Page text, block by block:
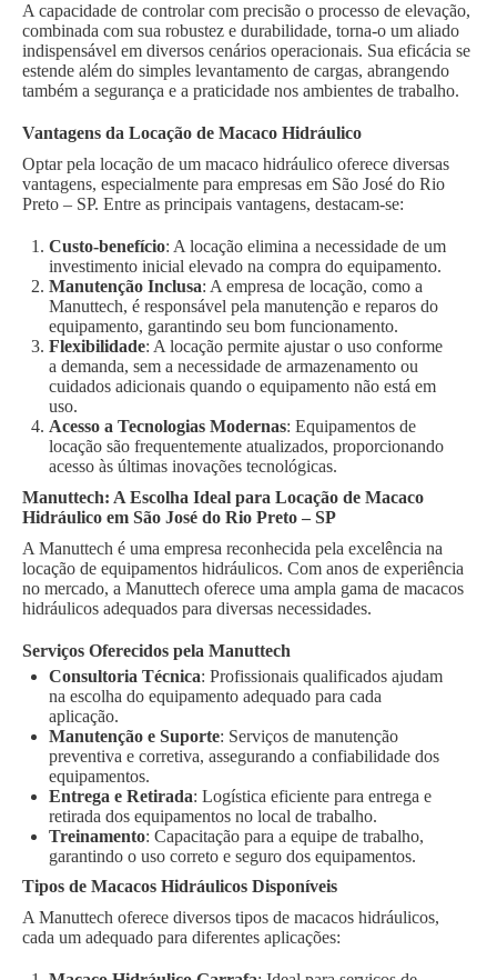
A capacidade de controlar com precisão o processo de elevação,
combinada com sua robustez e durabilidade, torna-o um aliado
indispensável em diversos cenários operacionais. Sua eficácia se
estende além do simples levantamento de cargas, abrangendo
também a segurança e a praticidade nos ambientes de trabalho.
Vantagens da Locação de Macaco Hidráulico
Optar pela locação de um macaco hidráulico oferece diversas
vantagens, especialmente para empresas em São José do Rio
Preto – SP. Entre as principais vantagens, destacam-se:
Custo-benefício: A locação elimina a necessidade de um
investimento inicial elevado na compra do equipamento.
Manutenção Inclusa: A empresa de locação, como a
Manuttech, é responsável pela manutenção e reparos do
equipamento, garantindo seu bom funcionamento.
Flexibilidade: A locação permite ajustar o uso conforme
a demanda, sem a necessidade de armazenamento ou
cuidados adicionais quando o equipamento não está em
uso.
Acesso a Tecnologias Modernas: Equipamentos de
locação são frequentemente atualizados, proporcionando
acesso às últimas inovações tecnológicas.
Manuttech: A Escolha Ideal para Locação de Macaco
Hidráulico em São José do Rio Preto – SP
A Manuttech é uma empresa reconhecida pela excelência na
locação de equipamentos hidráulicos. Com anos de experiência
no mercado, a Manuttech oferece uma ampla gama de macacos
hidráulicos adequados para diversas necessidades.
Serviços Oferecidos pela Manuttech
Consultoria Técnica: Profissionais qualificados ajudam
na escolha do equipamento adequado para cada
aplicação.
Manutenção e Suporte: Serviços de manutenção
preventiva e corretiva, assegurando a confiabilidade dos
equipamentos.
Entrega e Retirada: Logística eficiente para entrega e
retirada dos equipamentos no local de trabalho.
Treinamento: Capacitação para a equipe de trabalho,
garantindo o uso correto e seguro dos equipamentos.
Tipos de Macacos Hidráulicos Disponíveis
A Manuttech oferece diversos tipos de macacos hidráulicos,
cada um adequado para diferentes aplicações: